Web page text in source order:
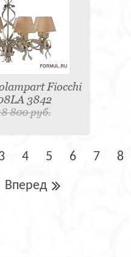
Fiocchi
3842
800 руб.
4 5 6 7 8
Вперед